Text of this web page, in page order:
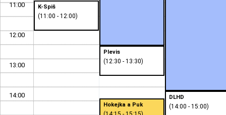
11:00
12:00
13:00
14:00
K-Spiš
(11:00 - 12:00)
Plevis
(12:30 - 13:30)
Hokejka a Puk
DLHD
(14:00 - 15:00)